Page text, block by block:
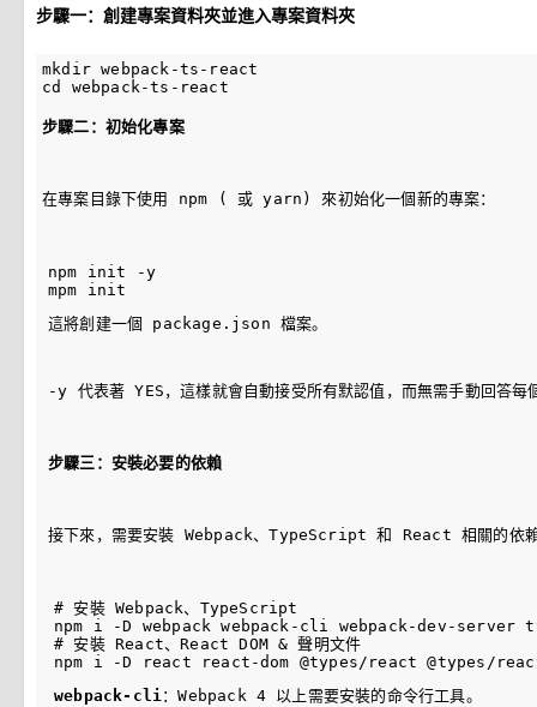
步驟一：創建專案資料夾並進入專案資料夾
mkdir webpack-ts-react
步驟二：初始化專案
在專案目錄下使用 npm ( 或 yarn) 來初始化一個新的專案：
npm init -y
這將創建一個 package.json 檔案。
-y 代表著 YES，這樣就會自動接受所有默認值，而無需手動回答每
步驟三：安裝必要的依賴
接下來，需要安裝 Webpack、TypeScript 和 React 相關的依
# 安裝 Webpack、TypeScript
npm i -D webpack webpack-cli webpack-dev-
# 安裝 React、React DOM & 聲明文件
webpack-cli：Webpack 4 以上需要安裝的命令行工具。